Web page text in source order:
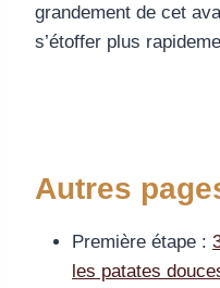
grandement de cet
s’étoffer plus
Autres
Première étape :
les patates